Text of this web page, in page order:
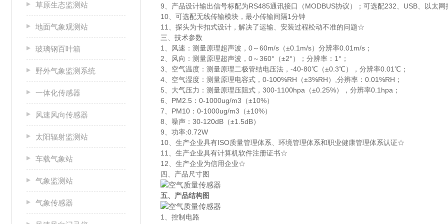
草原生态监测站
地面气象观测站
玻璃钢百叶箱
野外气象监测系统
一体化传感器
风速风向传感器
太阳辐射监测站
车载气象站
气象监测站
气象传感器
9、产品设计输出信号标配为RS485通讯接口（MODBUS协议）；可选配232、USB、以太
10、可选配无线传输模块，最小传输间隔1分钟
11、探头为卡扣式设计，解决了运输、安装过程松动不准的问题☆
三、技术参数
1、风速：测量原理超声波，0～60m/s（±0.1m/s）分辨率0.01m/s；
2、风向：测量原理超声波，0～360°（±2°）；分辨率：1°；
3、空气温度：测量原理二极管结电压法，-40-80℃（±0.3℃），分辨率0.01℃；
4、空气湿度：测量原理电容式，0-100%RH（±3%RH）,分辨率：0.01%RH；
5、大气压力：测量原理压阻式，300-1100hpa（±0.25%），分辨率0.1hpa；
6、PM2.5：0-1000ug/m3（±10%）
7、PM10：0-1000ug/m3（±10%）
8、噪声：30-120dB（±1.5dB）
9、功率:0.72W
10、生产企业具有ISO质量管理体系、环境管理体系和职业健康管理体系认证☆
11、生产企业具有计算机软件注册证书☆
12、生产企业为信用企业☆
四、产品尺寸图
五、产品结构图
1、控制电路